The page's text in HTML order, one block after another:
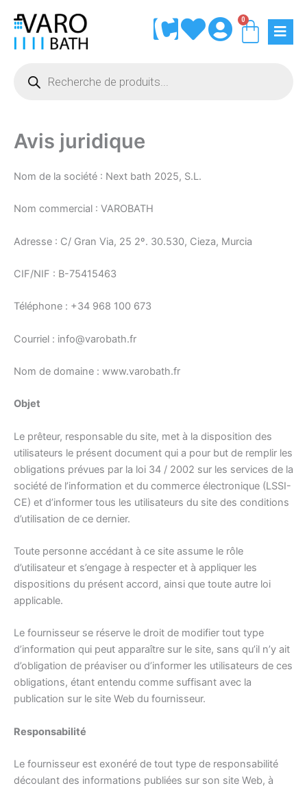
contenu
0
produits
Avis juridique
Nom de la société : Next bath 2025, S.L.
Nom commercial : VAROBATH
Adresse : C/ Gran Via, 25 2º. 30.530, Cieza, Murcia
CIF/NIF : B-75415463
Téléphone : +34 968 100 673
Courriel : info@varobath.fr
Nom de domaine : www.varobath.fr
Objet
Le prêteur, responsable du site, met à la disposition des
utilisateurs le présent document qui a pour but de remplir les
obligations prévues par la loi 34 / 2002 sur les services de la
société de l’information et du commerce électronique (LSSI-
CE) et d’informer tous les utilisateurs du site des conditions
d’utilisation de ce dernier.
Toute personne accédant à ce site assume le rôle
d’utilisateur et s’engage à respecter et à appliquer les
dispositions du présent accord, ainsi que toute autre loi
applicable.
Le fournisseur se réserve le droit de modifier tout type
d’information qui peut apparaître sur le site, sans qu’il n’y ait
d’obligation de préaviser ou d’informer les utilisateurs de ces
obligations, étant entendu comme suffisant avec la
publication sur le site Web du fournisseur.
Responsabilité
Le fournisseur est exonéré de tout type de responsabilité
découlant des informations publiées sur son site Web, à